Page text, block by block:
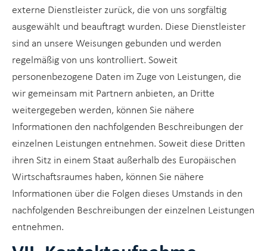
externe Dienstleister zurück, die von uns sorgfältig
ausgewählt und beauftragt wurden. Diese Dienstleister
sind an unsere Weisungen gebunden und werden
regelmäßig von uns kontrolliert. Soweit
personenbezogene Daten im Zuge von Leistungen, die
wir gemeinsam mit Partnern anbieten, an Dritte
weitergegeben werden, können Sie nähere
Informationen den nachfolgenden Beschreibungen der
einzelnen Leistungen entnehmen. Soweit diese Dritten
ihren Sitz in einem Staat außerhalb des Europäischen
Wirtschaftsraumes haben, können Sie nähere
Informationen über die Folgen dieses Umstands in den
nachfolgenden Beschreibungen der einzelnen Leistungen
entnehmen.